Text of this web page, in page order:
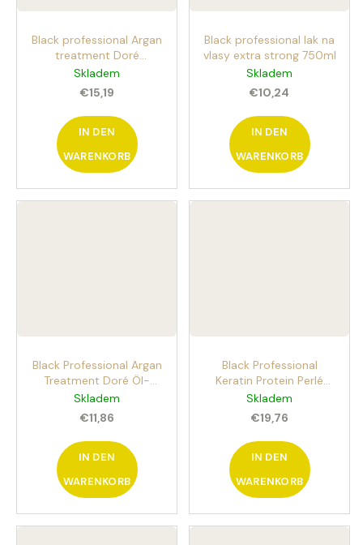
Black professional Argan
treatment Doré
Haarspray mit Arganöl
500 ml Öl
Skladem
€15,19
IN DEN
WARENKORB
Black professional lak na
vlasy extra strong 750ml
Skladem
€10,24
IN DEN
WARENKORB
Black Professional Argan
Treatment Doré Öl-
Serum 50 ml Pflegendes
Serum für trockenes und
brüchiges Haar
Skladem
€11,86
IN DEN
WARENKORB
Black Professional
Keratin Protein Perlé
Booster Ampullen
12x10ml Intensivkur für
strapaziertes Haar
Skladem
€19,76
IN DEN
WARENKORB
AURA
€40,90